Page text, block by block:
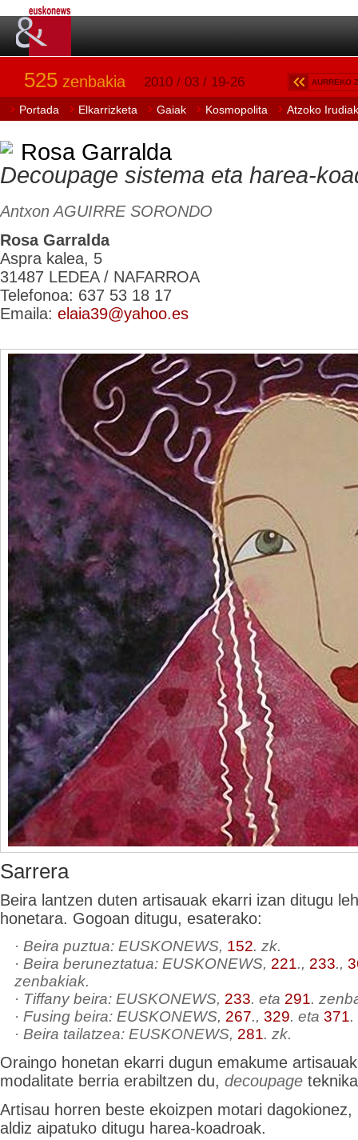
525 zenbakia 2010 / 03 / 19-26 AURREKO
Portada Elkarrizketa Gaiak Kosmopolita Atzoko Irudiak
Rosa Garralda
Decoupage sistema eta harea-
Antxon AGUIRRE SORONDO
Rosa Garralda
Aspra kalea, 5
31487 LEDEA / NAFARROA
Telefonoa: 637 53 18 17
Emaila: elaia39@yahoo.es
Sarrera
Beira lantzen duten artisauak ekarri izan ditugu
honetara. Gogoan ditugu, esaterako:
· Beira puztua: EUSKONEWS, 152. zk.
· Beira beruneztatua: EUSKONEWS, 221., 233.,
zenbakiak.
· Tiffany beira: EUSKONEWS, 233. eta 291.
· Fusing beira: EUSKONEWS, 267., 329. eta 371.
· Beira tailatzea: EUSKONEWS, 281. zk.
Oraingo honetan ekarri dugun emakume
modalitate berria erabiltzen du, decoupage
Artisau horren beste ekoizpen motari dagokionez,
aldiz aipatuko ditugu harea-koadroak.